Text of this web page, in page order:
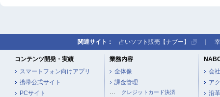
関連サイト： 占いソフト販売【ナブー】
コンテンツ開発・実績
スマートフォン向けアプリ
携帯公式サイト
PCサイト
業務内容
全体像
課金管理
…
クレジットカード決済
会
ア
沿革